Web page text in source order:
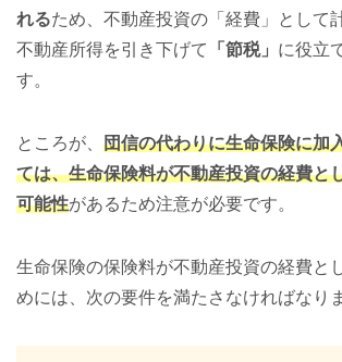
れるため、不動産投資の「経費」として
不動産所得を引き下げて
「節税」 に役立
す。
ところが、 団信の代わりに生命保険に加
ては、生命保険料が不動産投資の経費と
可能性があるため注意が必要です。
生命保険の保険料が不動産投資の経費と
めには、次の要件を満たさなければなり